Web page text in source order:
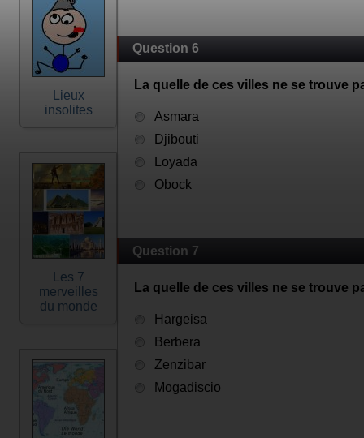
Lieux
insolites
Les 7
merveilles
du monde
Question 6
La quelle de ces villes ne se trouve
Asmara
Djibouti
Loyada
Obock
Question 7
La quelle de ces villes ne se trouve
Hargeisa
Berbera
Zenzibar
Mogadiscio